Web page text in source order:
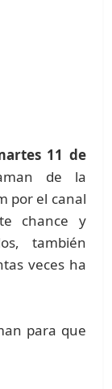
11 de
de la
por el canal
chance y
también
veces ha
para que